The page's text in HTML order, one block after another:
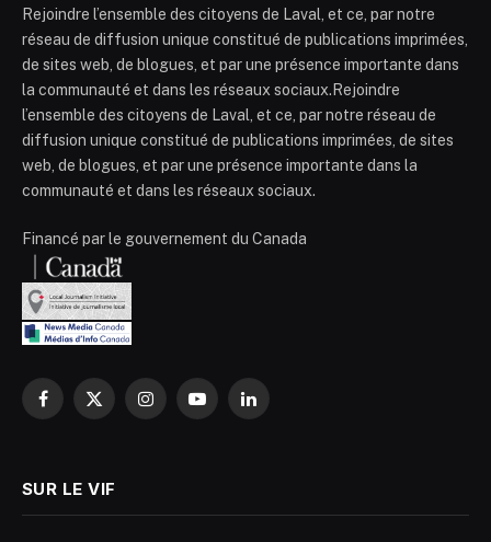
Rejoindre l’ensemble des citoyens de Laval, et ce, par notre
réseau de diffusion unique constitué de publications imprimées,
de sites web, de blogues, et par une présence importante dans
la communauté et dans les réseaux sociaux.Rejoindre
l’ensemble des citoyens de Laval, et ce, par notre réseau de
diffusion unique constitué de publications imprimées, de sites
web, de blogues, et par une présence importante dans la
communauté et dans les réseaux sociaux.
Financé par le gouvernement du Canada
Facebook
X
InstagramYouTubeLinkedIn
SUR LE VIF